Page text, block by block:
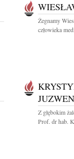
Żegnamy
człowieka
Z głębokim
Prof. dr hab.